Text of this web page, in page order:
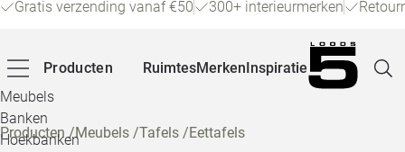
Gratis verzending vanaf €50 300+ interieurmerken
Producten
Meubels
Banken
Hoekbanken
RuimtesMerkenInspiratie
Producten/Meubels /Tafels /Eettafels